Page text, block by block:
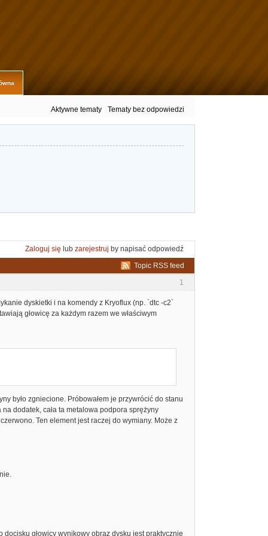
Aktywne tematy Tematy bez odpowiedzi
Zaloguj się lub zarejestruj by napisać odpowiedź
Topic RSS feed
1
dyskietki i na komendy z Kryoflux (np. `dtc -c2`
głowicę za każdym razem we właściwym
było zgniecione. Próbowałem je przywrócić do stanu
dodatek, cała ta metalowa podpora sprężyny
Ten element jest raczej do wymiany. Może z
głowicy wynikowy obraz dysku jest praktycznie